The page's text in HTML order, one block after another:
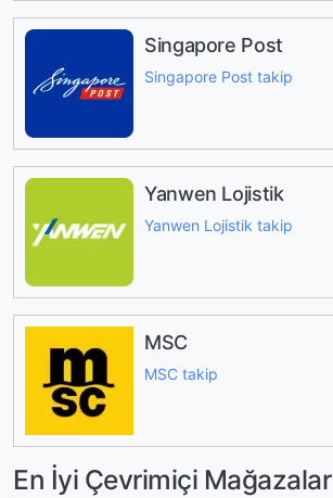
Singapore Post
Singapore Post takip
Yanwen Lojistik
Yanwen Lojistik takip
MSC
MSC takip
En İyi Çevrimiçi Mağazalar